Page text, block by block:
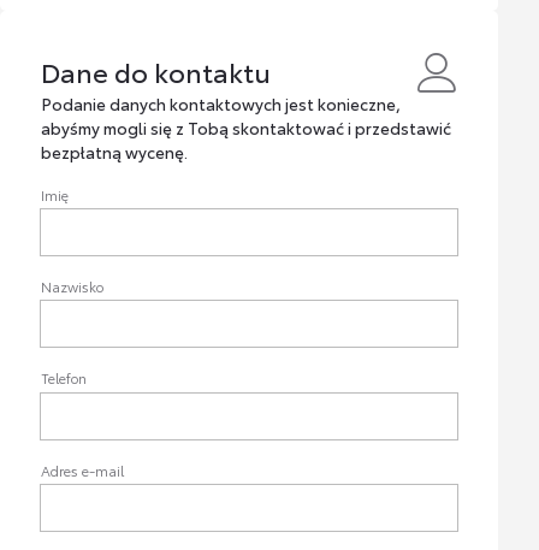
Dane do kontaktu
Dane do kontaktu
Podanie danych kontaktowych jest konieczne,
abyśmy mogli się z Tobą skontaktować i przedstawić
bezpłatną wycenę.
Imię
Nazwisko
Telefon
Adres e-mail